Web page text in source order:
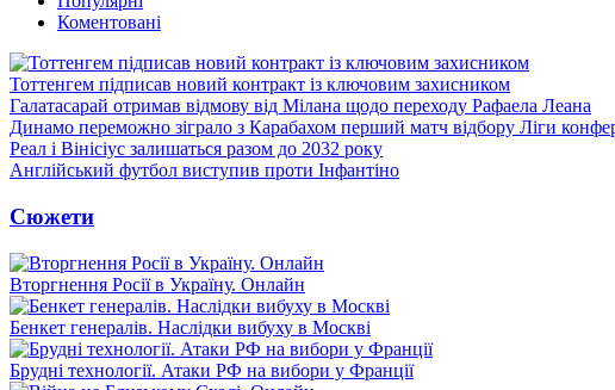
Коментовані
Тоттенгем підписав новий контракт із ключовим захисником
Галатасарай отримав відмову від Мілана щодо переходу Рафаела Леана
Динамо переможно зіграло з Карабахом перший матч відбору Ліги
Реал і Вінісіус залишаться разом до 2032 року
Англійський футбол виступив проти Інфантіно
Сюжети
Вторгнення Росії в Україну. Онлайн
Бенкет генералів. Наслідки вибуху в Москві
Брудні технології. Атаки РФ на вибори у Франції